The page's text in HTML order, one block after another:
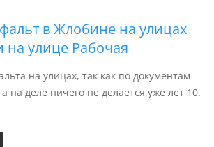
в Жлобине на улицах
на улице Рабочая
на улицах, так как по документам
на деле ничего не делается уже лет 10.